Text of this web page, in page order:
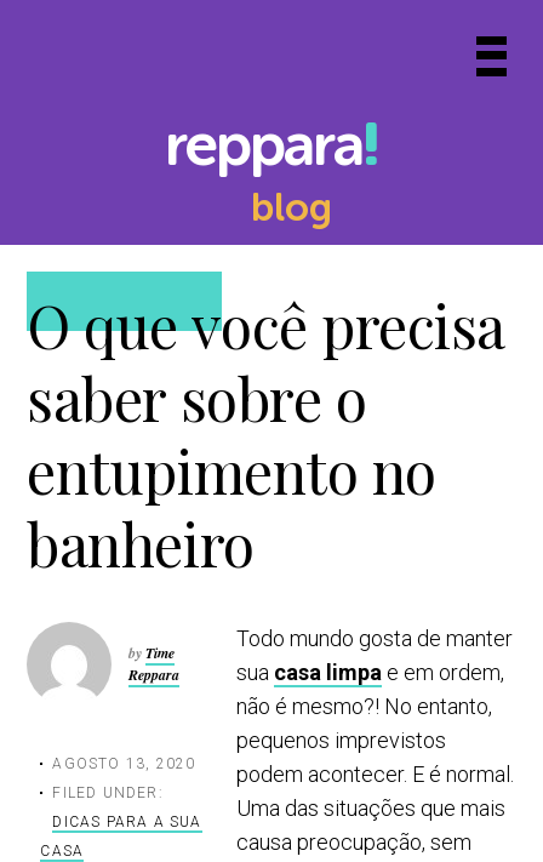
reppara
blog
O que você precisa
saber sobre o
entupimento no
banheiro
byTime
Reppara
AGOSTO 13, 2020
FILED UNDER:
DICAS PARA A SUA
CASA
Todo mundo gosta de manter
sua casa limpa e em ordem,
não é mesmo?! No entanto,
pequenos imprevistos
podem acontecer. E é normal.
Uma das situações que mais
causa preocupação, sem